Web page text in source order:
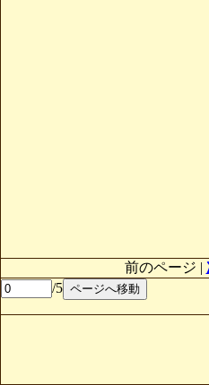
前のページ |
/5